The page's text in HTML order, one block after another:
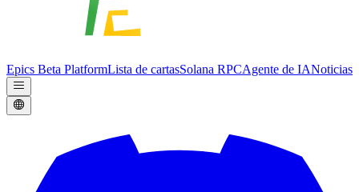
Epics Beta PlatformLista de cartasSolana RPCAgente de IANoticias